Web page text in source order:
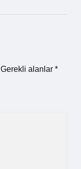
Gerekli alanlar *